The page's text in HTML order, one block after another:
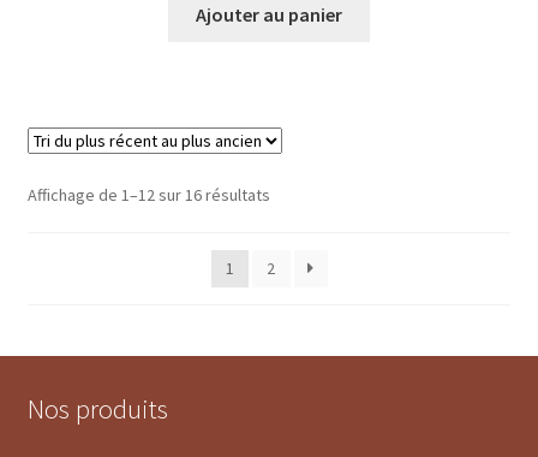
Ajouter au panier
Affichage de 1–12 sur 16 résultatsTrié
récent
ancien
1 2
Nos produits